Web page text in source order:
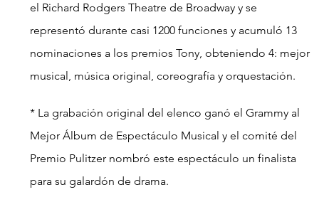
el Richard Rodgers Theatre de Broadway y se
representó durante casi 1200 funciones y acumuló 13
nominaciones a los premios Tony, obteniendo 4: mejor
musical, música original, coreografía y orquestación.
* La grabación original del elenco ganó el Grammy al
Mejor Álbum de Espectáculo Musical y el comité del
Premio Pulitzer nombró este espectáculo un finalista
para su galardón de drama.